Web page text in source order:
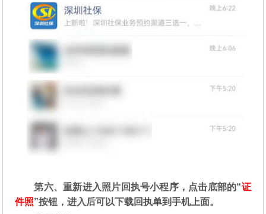
第六、重新进入照片回执号小程序，点击底部的“证
件照”按钮，进入后可以下载回执单到手机上面。